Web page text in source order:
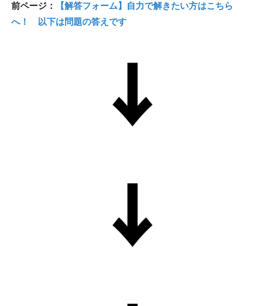
前ページ：
【解答フォーム】自力で解きたい方はこちら
へ！ 以下は問題の答えです